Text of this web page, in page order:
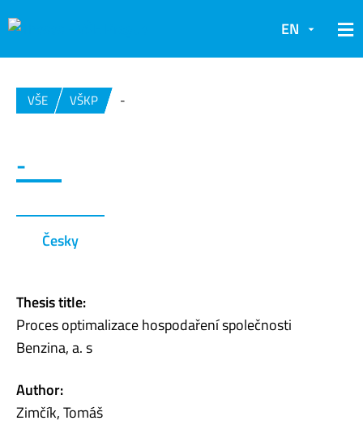
EN
VŠE VŠKP -
-
Česky
Thesis title:
Proces optimalizace hospodaření společnosti
Benzina, a. s
Author:
Zimčík, Tomáš